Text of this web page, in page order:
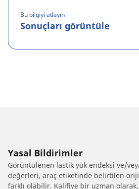
Bu bilgiyi atlayın
Sonuçları görüntüle
Yasal Bildirimler
Görüntülenen lastik yük endeksi ve/
değerleri, araç etiketinde belirtilen
farklı olabilir. Kalifiye bir uzman olarak,